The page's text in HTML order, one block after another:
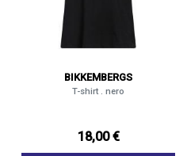
BIKKEMBERGS
T-shirt . nero
18,00 €